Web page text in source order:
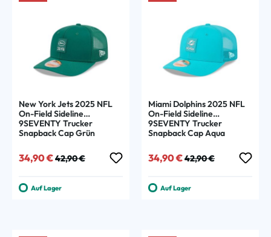
New York Jets 2025 NFL
On-Field Sideline
9SEVENTY Trucker
Snapback Cap Grün
Verkaufspreis:
34,90 € Regulärer Preis:
42,90 €
Auf Lager
Miami Dolphins 2025 NFL
On-Field Sideline
9SEVENTY Trucker
Snapback Cap Aqua
Verkaufspreis:
34,90 € Regulärer Preis:
42,90 €
Auf Lager